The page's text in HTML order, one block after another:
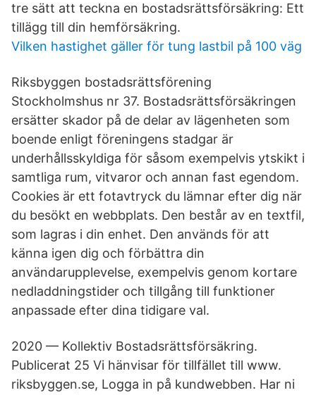
tre sätt att teckna en bostadsrättsförsäkring: Ett
tillägg till din hemförsäkring.
Vilken hastighet gäller för tung lastbil på 100 väg
Riksbyggen bostadsrättsförening
Stockholmshus nr 37. Bostadsrättsförsäkringen
ersätter skador på de delar av lägenheten som
boende enligt föreningens stadgar är
underhållsskyldiga för såsom exempelvis ytskikt i
samtliga rum, vitvaror och annan fast egendom.
Cookies är ett fotavtryck du lämnar efter dig när
du besökt en webbplats. Den består av en textfil,
som lagras i din enhet. Den används för att
känna igen dig och förbättra din
användarupplevelse, exempelvis genom kortare
nedladdningstider och tillgång till funktioner
anpassade efter dina tidigare val.
2020 — Kollektiv Bostadsrättsförsäkring.
Publicerat 25 Vi hänvisar för tillfället till www.​
riksbyggen.se, Logga in på kundwebben. Har ni